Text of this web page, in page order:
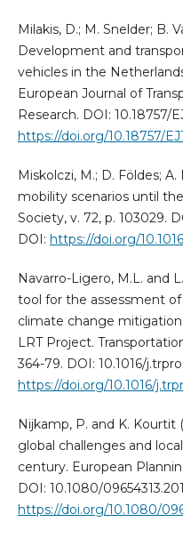
Milakis, D.; M. Snelder; B.
Development and
vehicles in the
European Journal of
Research. DOI: 10.18757/
https://doi.org/10.18757/
Miskolczi, M.; D. Földes;
mobility scenarios until
Society, v. 72, p. 103029.
DOI: https://doi.org/
Navarro-Ligero, M.L. and
tool for the assessment
climate change
LRT Project.
364-79. DOI: 10.1016/
https://doi.org/10.1016/
Nijkamp, P. and K. Kourtit
global challenges and
century. European
DOI: 10.1080/
https://doi.org/10.1080/